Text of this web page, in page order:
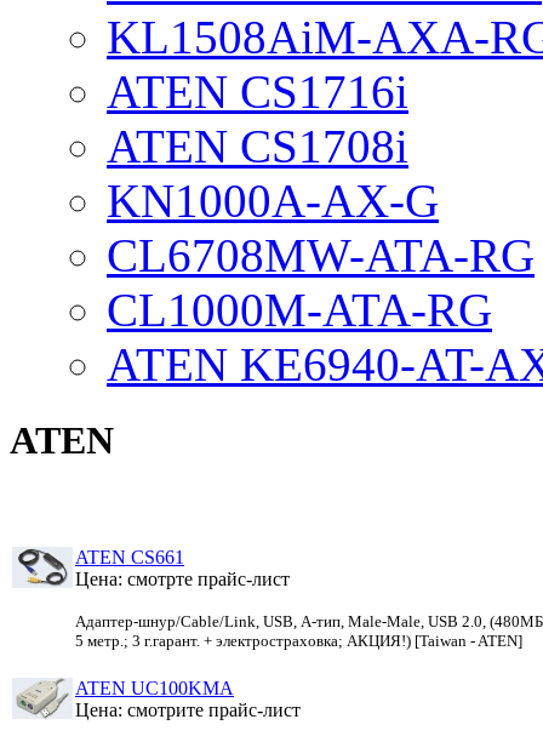
KL1508AiM-AXA-
ATEN CS1716i
ATEN CS1708i
KN1000A-AX-G
CL6708MW-ATA-RG
CL1000M-ATA-RG
ATEN KE6940-AT-
ATEN
ATEN CS661
Цена: смотрте прайс-лист
Адаптер-шнур/Cable/Link, USB, А-тип, Male-Male, USB 2.0,
5 метр.; 3 г.гарант. + электростраховка; АКЦИЯ!) [Taiwan - ATEN]
ATEN UC100KMA
Цена: смотрите прайс-лист